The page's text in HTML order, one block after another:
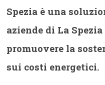
Spezia è una
aziende di La
promuovere la
sui costi energetici.